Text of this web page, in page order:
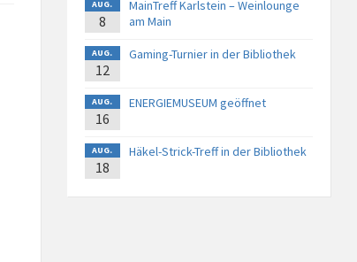
AUG.
8
MainTreff Karlstein – Weinlounge
am Main
AUG.
12
Gaming-Turnier in der Bibliothek
AUG.
16
ENERGIEMUSEUM geöffnet
AUG.
18
Häkel-Strick-Treff in der Bibliothek